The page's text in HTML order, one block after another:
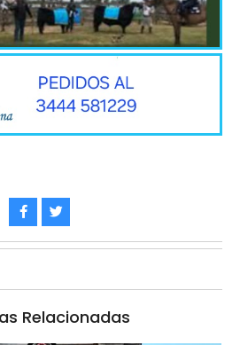
Relacionadas